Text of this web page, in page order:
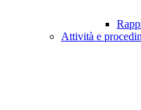
Attività e